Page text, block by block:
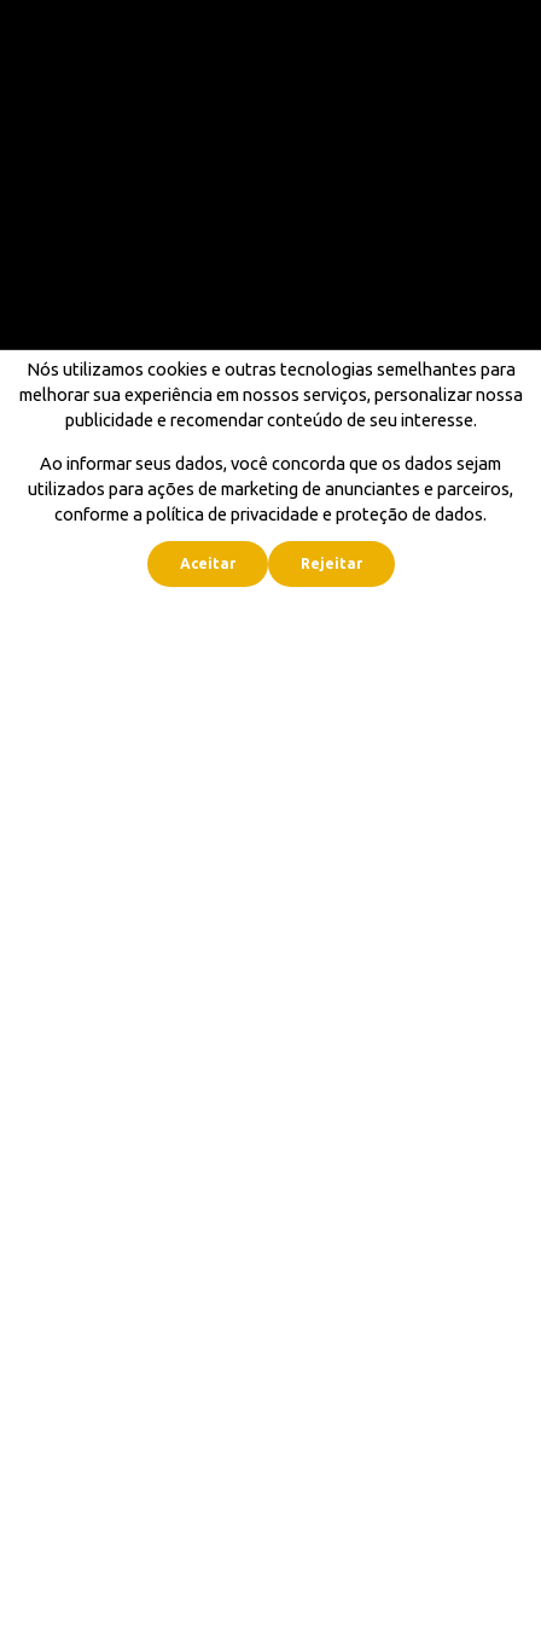
Nós utilizamos cookies e outras tecnologias semelhantes para
melhorar sua experiência em nossos serviços, personalizar nossa
publicidade e recomendar conteúdo de seu interesse.
Ao informar seus dados, você concorda que os dados sejam
utilizados para ações de marketing de anunciantes e parceiros,
conforme a política de privacidade e proteção de dados.
Aceitar Rejeitar